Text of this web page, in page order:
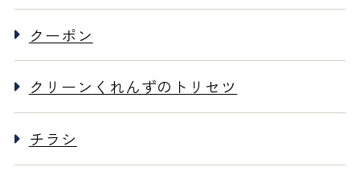
クーポン
クリーンくれんずのトリセツ
チラシ